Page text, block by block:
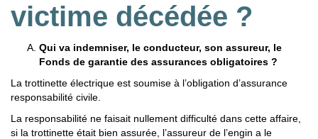
victime décédée ?
Qui va indemniser, le conducteur, son assureur, le
Fonds de garantie des assurances obligatoires ?
La trottinette électrique est soumise à l’obligation d’assurance
responsabilité civile.
La responsabilité ne faisait nullement difficulté dans cette affaire,
si la trottinette était bien assurée, l’assureur de l’engin a le